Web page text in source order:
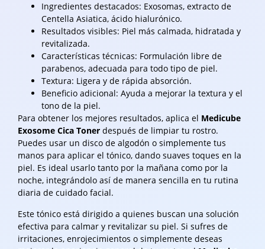
Ingredientes destacados: Exosomas, extracto de
Centella Asiatica, ácido hialurónico.
Resultados visibles: Piel más calmada, hidratada y
revitalizada.
Características técnicas: Formulación libre de
parabenos, adecuada para todo tipo de piel.
Textura: Ligera y de rápida absorción.
Beneficio adicional: Ayuda a mejorar la textura y el
tono de la piel.
Para obtener los mejores resultados, aplica el Medicube
Exosome Cica Toner después de limpiar tu rostro.
Puedes usar un disco de algodón o simplemente tus
manos para aplicar el tónico, dando suaves toques en la
piel. Es ideal usarlo tanto por la mañana como por la
noche, integrándolo así de manera sencilla en tu rutina
diaria de cuidado facial.
Este tónico está dirigido a quienes buscan una solución
efectiva para calmar y revitalizar su piel. Si sufres de
irritaciones, enrojecimientos o simplemente deseas